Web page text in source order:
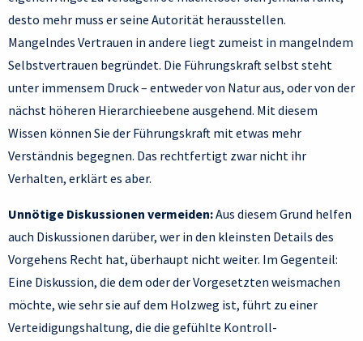
desto mehr muss er seine Autorität herausstellen.
Mangelndes Vertrauen in andere liegt zumeist in mangelndem
Selbstvertrauen begründet. Die Führungskraft selbst steht
unter immensem Druck – entweder von Natur aus, oder von der
nächst höheren Hierarchieebene ausgehend. Mit diesem
Wissen können Sie der Führungskraft mit etwas mehr
Verständnis begegnen. Das rechtfertigt zwar nicht ihr
Verhalten, erklärt es aber.
Unnötige Diskussionen vermeiden:Aus diesem Grund helfen
auch Diskussionen darüber, wer in den kleinsten Details des
Vorgehens Recht hat, überhaupt nicht weiter. Im Gegenteil:
Eine Diskussion, die dem oder der Vorgesetzten weismachen
möchte, wie sehr sie auf dem Holzweg ist, führt zu einer
Verteidigungshaltung, die die gefühlte Kontroll-